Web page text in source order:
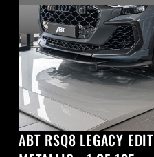
ABT RSQ8 LEGACY